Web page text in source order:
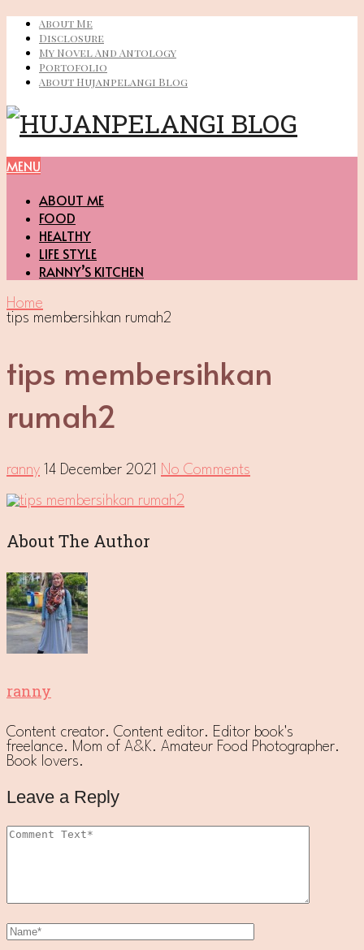
About Me
Disclosure
My Novel And Antology
Portofolio
About Hujanpelangi Blog
MENU
ABOUT ME
FOOD
HEALTHY
LIFE STYLE
RANNY’S KITCHEN
Home
tips membersihkan rumah2
tips membersihkan
rumah2
ranny 14 December 2021 No Comments
About The Author
ranny
Content creator. Content editor. Editor book's
freelance. Mom of A&K. Amateur Food Photographer.
Book lovers.
Leave a Reply